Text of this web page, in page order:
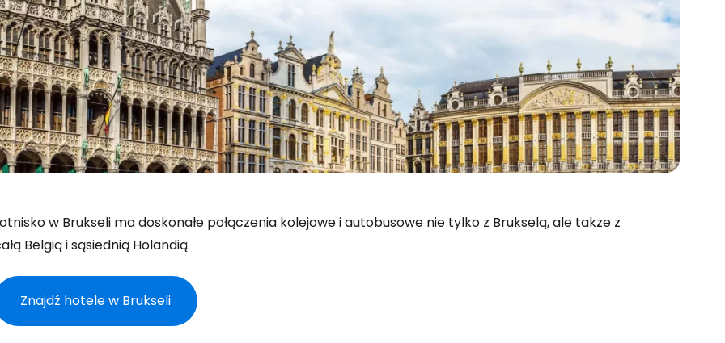
w Brukseli ma doskonałe połączenia kolejowe i autobusowe nie tylko z Brukselą, ale także z
Belgią i sąsiednią Holandią.
Znajdź hotele w Brukseli